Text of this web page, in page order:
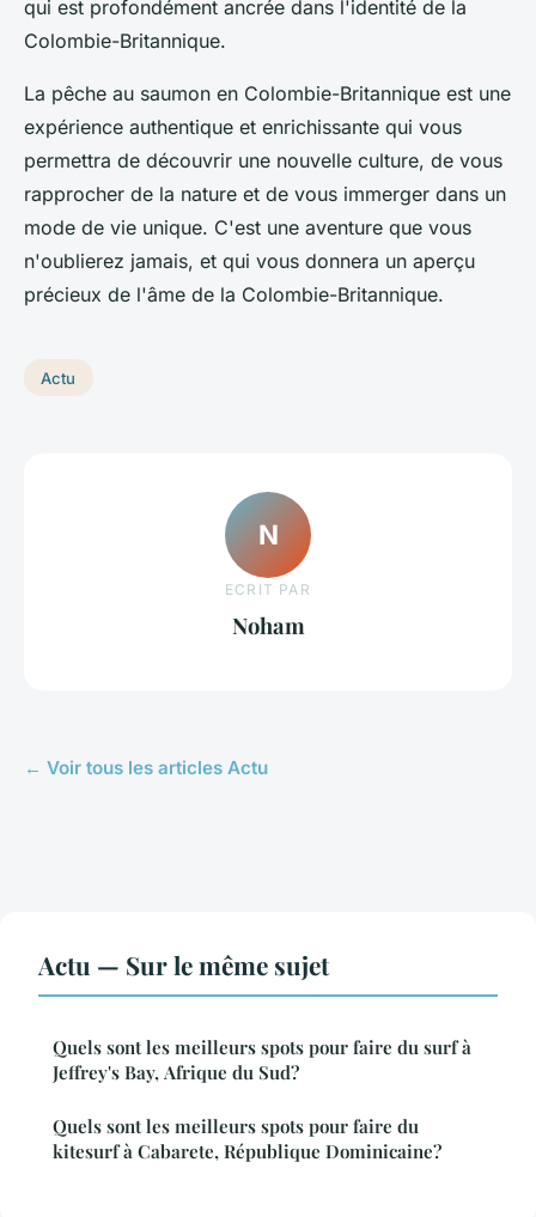
qui est profondément ancrée dans l'identité de la
Colombie-Britannique.
La pêche au saumon en Colombie-Britannique est une
expérience authentique et enrichissante qui vous
permettra de découvrir une nouvelle culture, de vous
rapprocher de la nature et de vous immerger dans un
mode de vie unique. C'est une aventure que vous
n'oublierez jamais, et qui vous donnera un aperçu
précieux de l'âme de la Colombie-Britannique.
Actu
N
ECRIT PAR
Noham
← Voir tous les articles Actu
Actu — Sur le même sujet
Quels sont les meilleurs spots pour faire du surf à
Jeffrey's Bay, Afrique du Sud?
Quels sont les meilleurs spots pour faire du
kitesurf à Cabarete, République Dominicaine?